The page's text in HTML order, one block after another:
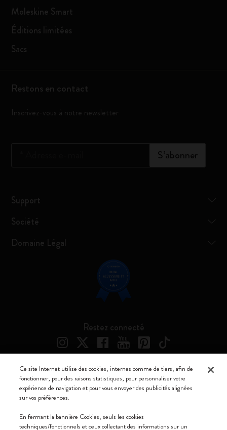
Moleskine Smart
Éditions limitées
Sacs
Restons en contact
Inscrivez-vous à notre newsletter
S’abonner
Support
Société
Domaine Légal
Restez connecté
Moleskine ® est une marque enregistrée de Moleskine Srl a socio unico
Moleskine srl a socio unico - Via Bergognone, 34 – 20144 Milano -
Soc. €2.181.513,42
Ce site Internet utilise des cookies, internes comme de tiers, afin de
fonctionner, pour des raisons statistiques, pour personnaliser votre
expérience de navigation et pour vous envoyer des publicités alignées
sur vos préférences.
En fermant la bannière Cookies, seuls les cookies
techniques/fonctionnels et ceux collectant des informations sur un